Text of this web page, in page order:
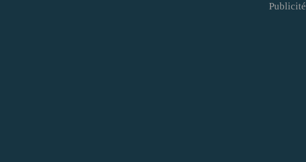
Publicité